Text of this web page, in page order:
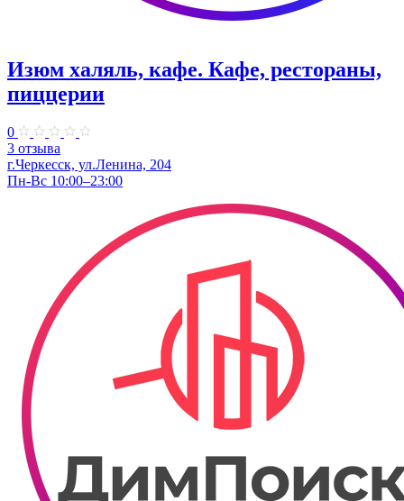
Изюм халяль, кафе. Кафе, рестораны,
пиццерии
0
3 отзыва
г.Черкесск, ул.Ленина, 204
Пн-Вс 10:00–23:00